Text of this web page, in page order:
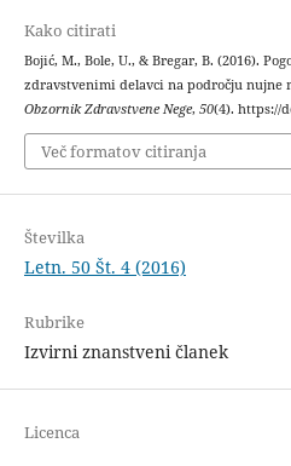
Kako citirati
Bojić, M., Bole, U., & Bregar, B. (2016).
zdravstvenimi delavci na področju
Obzornik Zdravstvene Nege, 50(4). https://
Več formatov citiranja
Številka
Letn. 50 Št. 4 (2016)
Rubrike
Izvirni znanstveni članek
Licenca